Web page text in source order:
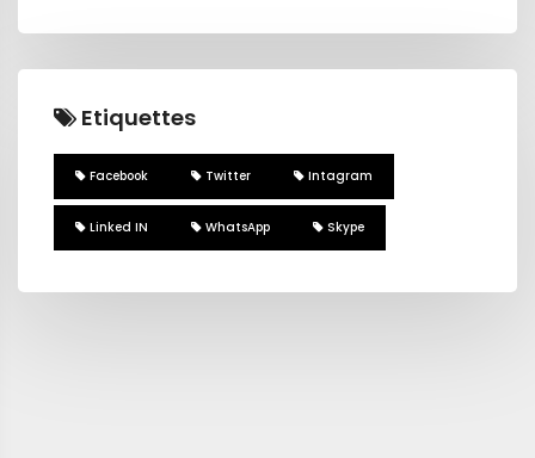
Etiquettes
Facebook Twitter Intagram
Linked IN WhatsApp Skype